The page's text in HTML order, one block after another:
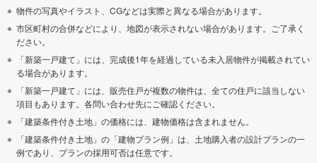
物件の写真やイラスト、CGなどは実際と異なる場合があります。
市区町村の合併などにより、地図が表示されない場合があります。ご了承く
ださい。
「新築一戸建て」には、完成後1年を経過している未入居物件が掲載されてい
る場合があります。
「新築一戸建て」には、販売住戸が複数の物件は、全ての住戸に該当しない
項目もあります。各問い合わせ先にご確認ください。
「建築条件付き土地」の価格には、建物価格は含まれません。
「建築条件付き土地」の「建物プラン例」は、土地購入者の設計プランの一
例であり、プランの採用可否は任意です。